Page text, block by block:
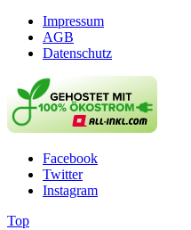
Impressum
AGB
Datenschutz
Facebook
Twitter
Instagram
Top